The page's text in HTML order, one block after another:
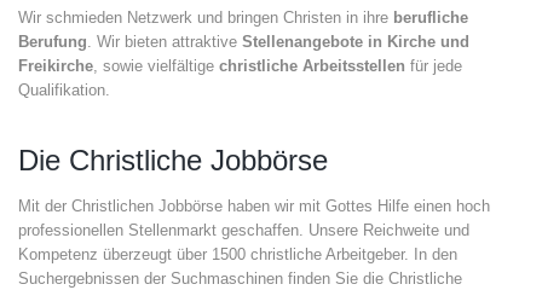
Wir schmieden Netzwerk und bringen Christen in ihre berufliche
Berufung. Wir bieten attraktive Stellenangebote in Kirche und
Freikirche, sowie vielfältige christliche Arbeitsstellen für jede
Qualifikation.
Die Christliche Jobbörse
Mit der Christlichen Jobbörse haben wir mit Gottes Hilfe einen hoch
professionellen Stellenmarkt geschaffen. Unsere Reichweite und
Kompetenz überzeugt über 1500 christliche Arbeitgeber. In den
Suchergebnissen der Suchmaschinen finden Sie die Christliche